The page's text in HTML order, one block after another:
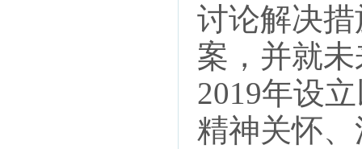
讨论解决
案，并就
2019年设
精神关怀